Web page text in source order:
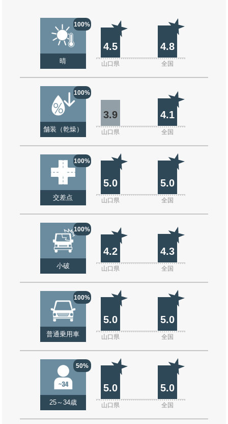
100%
晴
4.5 4.8
山口県 全国
100%
舗装（乾燥）
3.9 4.1
山口県 全国
100%
交差点
5.0 5.0
山口県 全国
100%
小破
4.2 4.3
山口県 全国
100%
普通乗用車
5.0 5.0
山口県 全国
50%
25～34歳
5.0 5.0
山口県 全国